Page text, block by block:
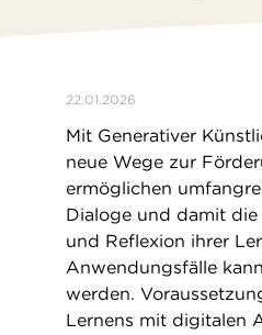
22.01.2026
Mit Generativer
neue Wege zur
ermöglichen
Dialoge und damit
und Reflexion ihrer
Anwendungsfälle
werden.
Lernens mit digitalen